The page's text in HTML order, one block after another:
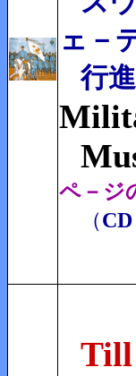
ェ－
行
ペ－ジ
（
Till